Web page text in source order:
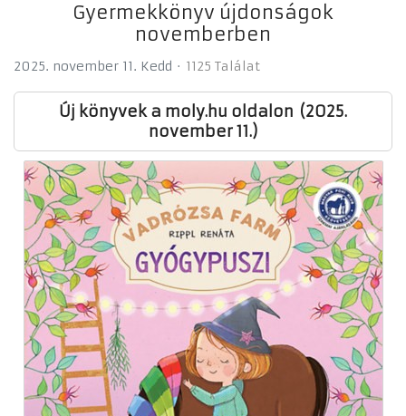
Gyermekkönyv újdonságok
novemberben
2025. november 11. Kedd 1125 Találat
Új könyvek a moly.hu oldalon (2025.
november 11.)